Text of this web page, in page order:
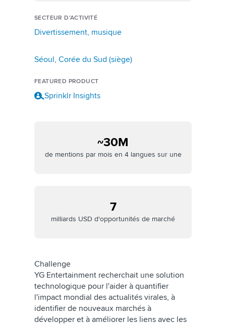
~30M
de mentions par mois en 4 langues sur une
7
milliards USD d'opportunités de marché
Challenge
YG Entertainment recherchait une solution
technologique pour l'aider à quantifier
l'impact mondial des actualités virales, à
identifier de nouveaux marchés à
développer et à améliorer les liens avec les
SECTEUR D'ACTIVITÉ
Divertissement, musique
Séoul, Corée du Sud (siège)
FEATURED PRODUCT
Sprinklr Insights